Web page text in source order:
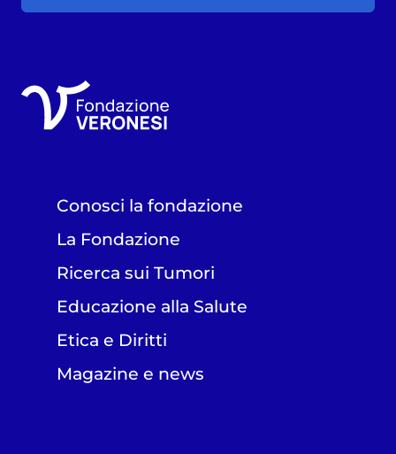
Conosci la fondazione
La Fondazione
Ricerca sui Tumori
Educazione alla Salute
Etica e Diritti
Magazine e news